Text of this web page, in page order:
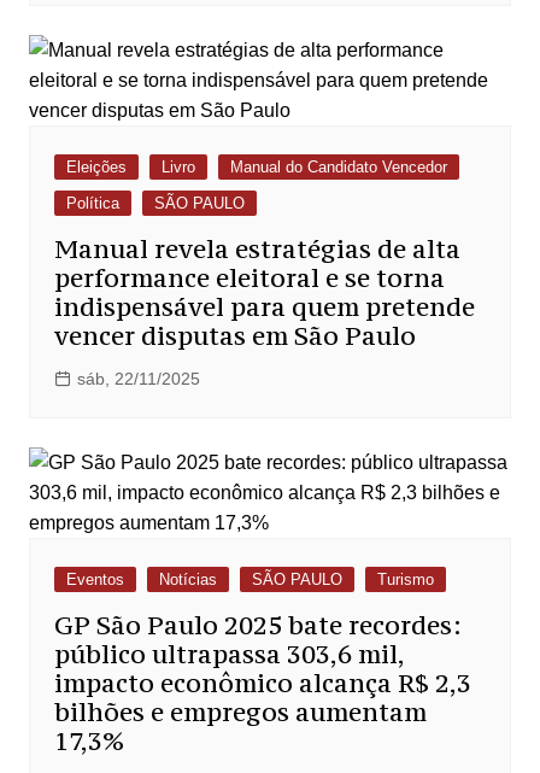
Eleições Livro
Manual do Candidato Vencedor
Política
SÃO PAULO
Manual revela estratégias de alta
performance eleitoral e se torna
indispensável para quem pretende
vencer disputas em São Paulo
sáb, 22/11/2025
Eventos Notícias SÃO PAULO Turismo
GP São Paulo 2025 bate recordes:
público ultrapassa 303,6 mil,
impacto econômico alcança R$ 2,3
bilhões e empregos aumentam
17,3%